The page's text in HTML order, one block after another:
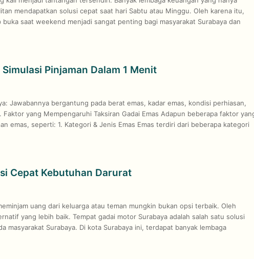
mendapatkan solusi cepat saat hari Sabtu atau Minggu. Oleh karena itu,
saat weekend menjadi sangat penting bagi masyarakat Surabaya dan
Pinjaman Dalam 1 Menit
Jawabannya bergantung pada berat emas, kadar emas, kondisi perhiasan,
yang Mempengaruhi Taksiran Gadai Emas Adapun beberapa faktor
emas, seperti: 1. Kategori & Jenis Emas Emas terdiri dari beberapa kategori
Cepat Kebutuhan Darurat
uang dari keluarga atau teman mungkin bukan opsi terbaik. Oleh
yang lebih baik. Tempat gadai motor Surabaya adalah salah satu solusi
masyarakat Surabaya. Di kota Surabaya ini, terdapat banyak lembaga